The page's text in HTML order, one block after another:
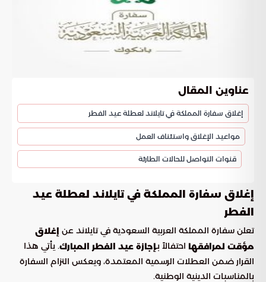
عناوين المقال
إغلاق سفارة المملكة في تايلاند لعطلة عيد الفطر
مواعيد الإغلاق واستئناف العمل
قنوات التواصل للحالات الطارئة
إغلاق سفارة المملكة في تايلاند لعطلة عيد
الفطر
تعلن سفارة المملكة العربية السعودية في تايلاند عن إغلاق
مؤقت لمرافقها احتفالاً بـإجازة عيد الفطر المبارك. يأتي هذا
القرار ضمن العطلات الرسمية المعتمدة، ويعكس التزام السفارة
بالمناسبات الدينية الوطنية.